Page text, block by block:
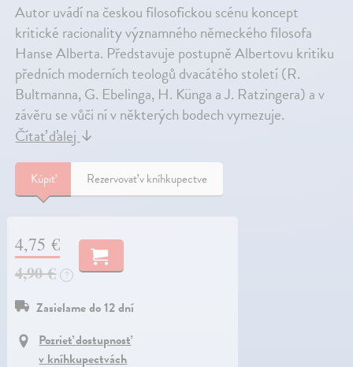
Autor uvádí na českou filosofickou scénu koncept
kritické racionality významného německého filosofa
Hanse Alberta. Představuje postupně Albertovu kritiku
předních moderních teologů dvacátého století (R.
Bultmanna, G. Ebelinga, H. Künga a J. Ratzingera) a v
závěru se vůči ní v některých bodech vymezuje.
Čítať ďalej↓
Kúpiť Rezervovať v kníhkupectve
4,75 €
4,90 €
?
Zasielame do 12 dní
Pozrieť dostupnosť
v kníhkupectvách